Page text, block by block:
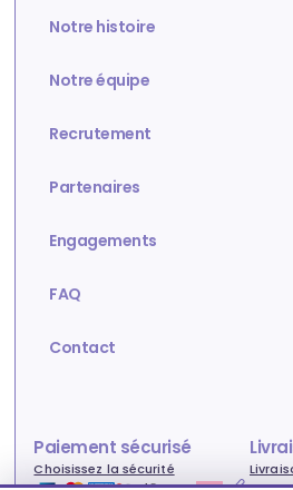
Notre histoire
Notre équipe
Recrutement
Partenaires
Engagements
FAQ
Contact
Paiement sécurisé
Choisissez la sécurité